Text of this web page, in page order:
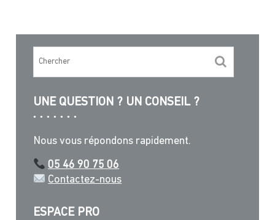
Les
options
être
sur
UNE QUESTION ? UN CONSEIL ?
Nous vous répondons rapidement.
05 46 90 75 06
Contactez-nous
ESPACE PRO